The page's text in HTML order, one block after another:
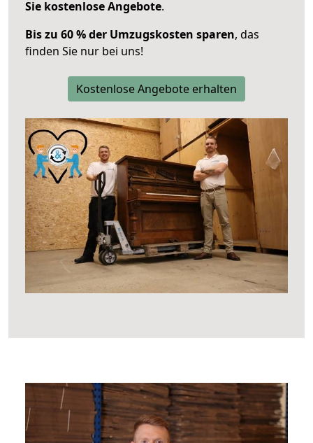
Sie kostenlose Angebote.
Bis zu 60 % der Umzugskosten sparen, das
finden Sie nur bei uns!
Kostenlose Angebote erhalten